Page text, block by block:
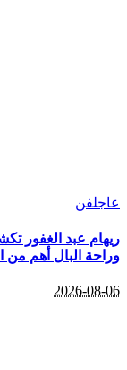
عاجلفن
ريهام عبد الغفور
وراحة البال أهم من
2026-08-06